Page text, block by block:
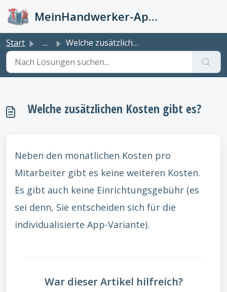
MeinHandwerker-App Info-Kiste
Start ... Welche zusätzlichen Kosten gibt es?
Welche zusätzlichen Kosten gibt es?
Neben den monatlichen Kosten pro
Mitarbeiter gibt es keine weiteren Kosten.
Es gibt auch keine Einrichtungsgebühr (es
sei denn, Sie entscheiden sich für die
individualisierte App-Variante).
War dieser Artikel hilfreich?